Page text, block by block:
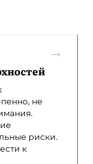
не
риски.
к